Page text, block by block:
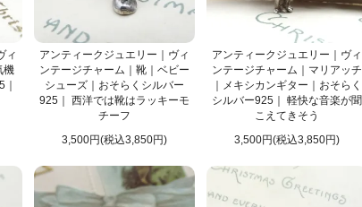
ィ
機
アンティークジュエリー｜ヴィ
ンテージチャーム｜靴｜ベビー
シューズ｜おそらくシルバー
925｜ 西洋では靴はラッキーモ
チーフ
3,500円(税込3,850円)
アンティークジュエリー｜ヴィ
ンテージチャーム｜マリアッチ
｜メキシカンギター｜おそらく
シルバー925｜ 軽快な音楽が聞
こえてきそう
3,500円(税込3,850円)